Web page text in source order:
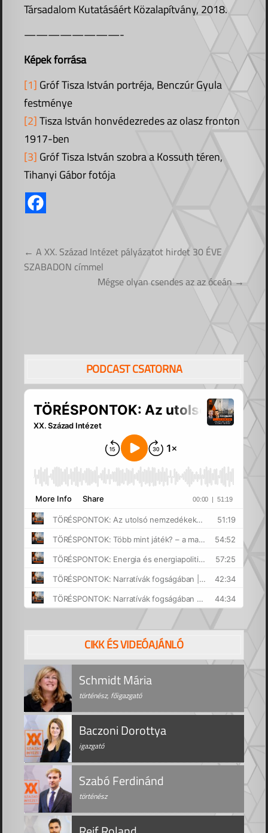
Társadalom Kutatásáért Közalapítvány, 2018.
————————-
Képek forrása
[1] Gróf Tisza István portréja, Benczúr Gyula
festménye
[2]Tisza István honvédezredes az olasz fronton
1917-ben
[3] Gróf Tisza István szobra a Kossuth téren,
Tihanyi Gábor fotója
Bejegyzés
navigáció
← A XX. Század Intézet pályázatot hirdet 30 ÉVE
SZABADON címmel
Mégse olyan csendes az az óceán →
PODCAST CSATORNA
CIKK ÉS VIDEÓAJÁNLÓ
Schmidt Mária
történész, főigazgató
Baczoni Dorottya
igazgató
Szabó Ferdinánd
történész